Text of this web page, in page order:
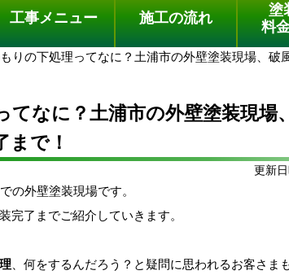
工事メニュー 施工の流れ
塗
料
りの下処理ってなに？土浦市の外壁塗装現場、破
てなに？土浦市の外壁塗装現場
まで！
更新
の外壁塗装現場です。
完了までご紹介していきます。
、何をするんだろう？と疑問に思われるお客さま